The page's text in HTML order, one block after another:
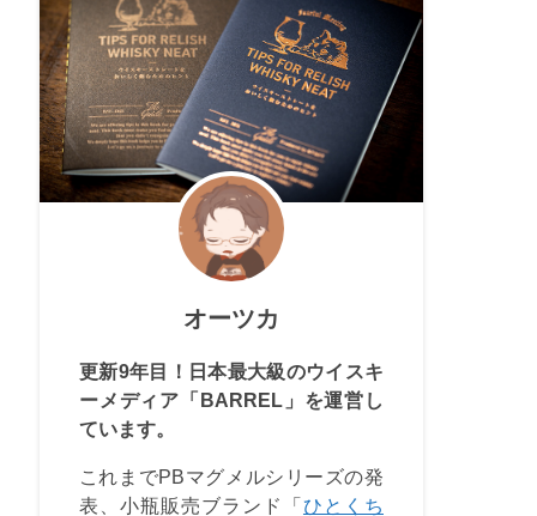
オーツカ
更新9年目！日本最大級のウイスキ
ーメディア「BARREL」を運営し
ています。
これまでPBマグメルシリーズの発
表、小瓶販売ブランド「ひとくち